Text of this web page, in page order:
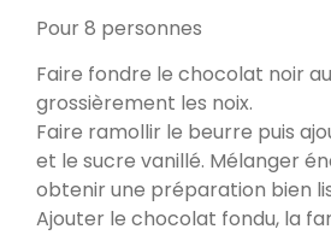
Pour 8 personnes
Faire fondre le chocolat noir
grossièrement les noix.
Faire ramollir le beurre puis
et le sucre vanillé. Mélanger
obtenir une préparation bien
Ajouter le chocolat fondu, la